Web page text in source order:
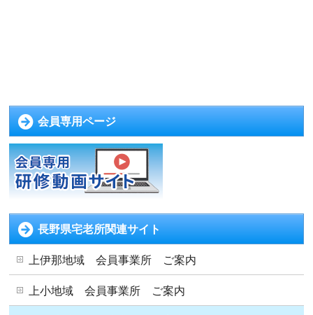
会員専用ページ
長野県宅老所関連サイト
上伊那地域 会員事業所 ご案内
上小地域 会員事業所 ご案内